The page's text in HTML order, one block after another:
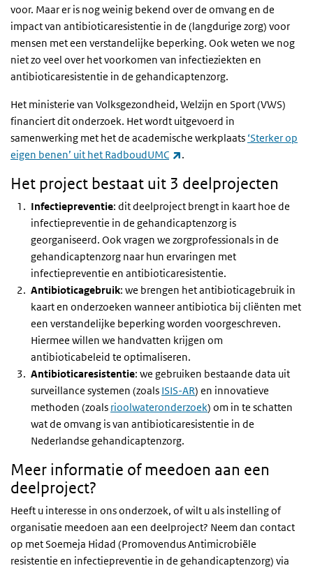
voor. Maar er is nog weinig bekend over de omvang en de
impact van antibioticaresistentie in de (langdurige zorg) voor
mensen met een verstandelijke beperking. Ook weten we nog
niet zo veel over het voorkomen van infectieziekten en
antibioticaresistentie in de gehandicaptenzorg.
Het ministerie van Volksgezondheid, Welzijn en Sport (VWS)
financiert dit onderzoek. Het wordt uitgevoerd in
samenwerking met het de academische werkplaats ‘Sterker op
eigen benen’ uit het RadboudUMC
(externe link)
.
Het project bestaat uit 3 deelprojecten
Infectiepreventie: dit deelproject brengt in kaart hoe de
infectiepreventie in de gehandicaptenzorg is
georganiseerd. Ook vragen we zorgprofessionals in de
gehandicaptenzorg naar hun ervaringen met
infectiepreventie en antibioticaresistentie.
Antibioticagebruik: we brengen het antibioticagebruik in
kaart en onderzoeken wanneer antibiotica bij cliënten met
een verstandelijke beperking worden voorgeschreven.
Hiermee willen we handvatten krijgen om
antibioticabeleid te optimaliseren.
Antibioticaresistentie: we gebruiken bestaande data uit
surveillance systemen (zoals ISIS-AR) en innovatieve
methoden (zoals rioolwateronderzoek) om in te schatten
wat de omvang is van antibioticaresistentie in de
Nederlandse gehandicaptenzorg.
Meer informatie of meedoen aan een
deelproject?
Heeft u interesse in ons onderzoek, of wilt u als instelling of
organisatie meedoen aan een deelproject? Neem dan contact
op met Soemeja Hidad (Promovendus Antimicrobiële
resistentie en infectiepreventie in de gehandicaptenzorg) via